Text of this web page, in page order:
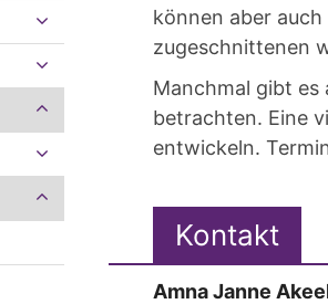
können aber
zugeschnittenen
Manchmal gibt es
betrachten. Eine
entwickeln.
Kontakt
Amna Janne